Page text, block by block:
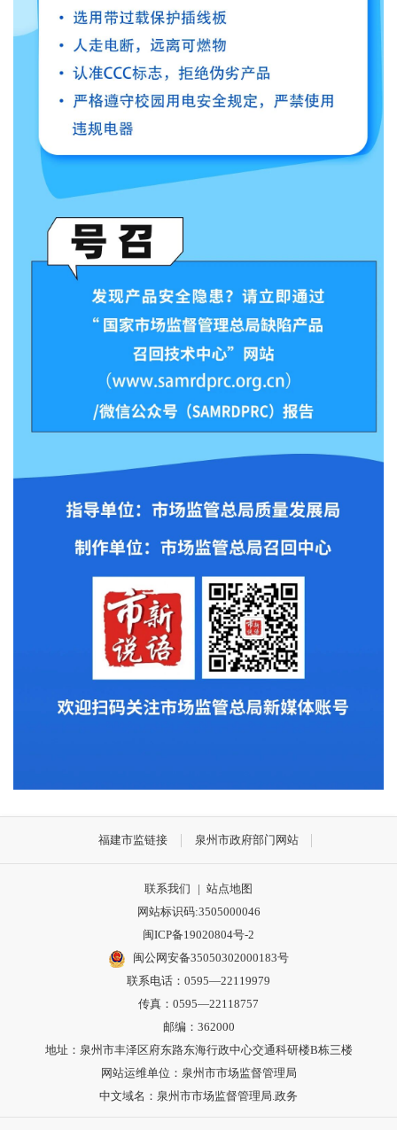
福建市监链接 泉州市政府部门网站
联系我们 | 站点地图
网站标识码:3505000046
闽ICP备19020804号-2
闽公网安备35050302000183号
联系电话：0595—22119979
传真：0595—22118757
邮编：362000
地址：泉州市丰泽区府东路东海行政中心交通科研楼B栋三楼
网站运维单位：泉州市市场监督管理局
中文域名：泉州市市场监督管理局.政务